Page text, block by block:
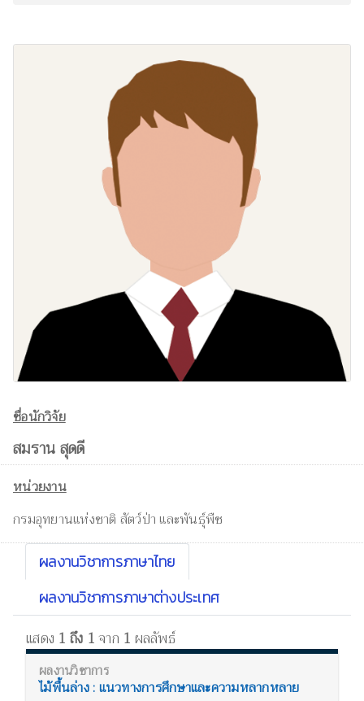
ชื่อนักวิจัย
สมราน สุดดี
หน่วยงาน
กรมอุทยานแห่งชาติ สัตว์ป่า และพันธุ์พืช
ผลงานวิชาการภาษาไทย
ผลงานวิชาการภาษาต่างประเทศ
แสดง 1 ถึง 1จาก 1 ผลลัพธ์
ไม้พื้นล่าง : แนวทางการศึกษาและความหลากหลาย